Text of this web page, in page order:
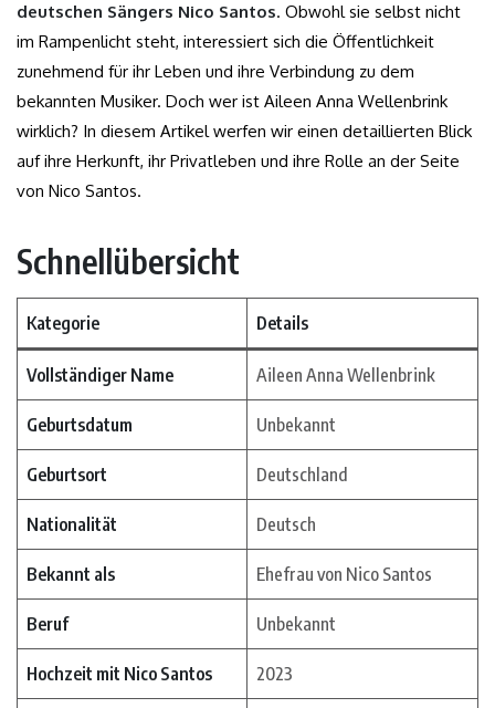
deutschen Sängers Nico Santos. Obwohl sie selbst nicht
im Rampenlicht steht, interessiert sich die Öffentlichkeit
zunehmend für ihr Leben und ihre Verbindung zu dem
bekannten Musiker. Doch wer ist Aileen Anna Wellenbrink
wirklich? In diesem Artikel werfen wir einen detaillierten Blick
auf ihre Herkunft, ihr Privatleben und ihre Rolle an der Seite
von Nico Santos.
Schnellübersicht
Kategorie Details
Vollständiger Name Aileen Anna Wellenbrink
Geburtsdatum Unbekannt
Geburtsort Deutschland
Nationalität Deutsch
Bekannt als Ehefrau von Nico Santos
Beruf Unbekannt
Hochzeit mit Nico Santos 2023